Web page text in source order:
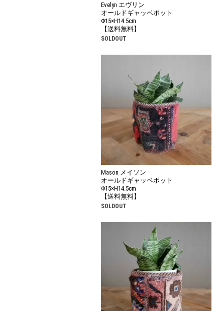
Evelyn エヴリン
オールドギャッベポット
Φ15×H14.5cm
【送料無料】
SOLDOUT
Mason メイソン
オールドギャッベポット
Φ15×H14.5cm
【送料無料】
SOLDOUT